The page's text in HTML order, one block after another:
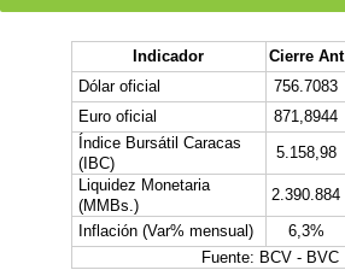
Indicador Cierre Ant
Dólar oficial
756.7083
Euro oficial
871,8944
Índice Bursátil Caracas
(IBC)
5.158,98
Liquidez Monetaria
(MMBs.)
2.390.884
Inflación (Var% mensual)
6,3%
Fuente: BCV - BVC